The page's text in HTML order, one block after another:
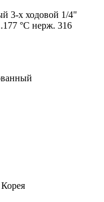
3-х ходовой 1/4"
°C нерж. 316